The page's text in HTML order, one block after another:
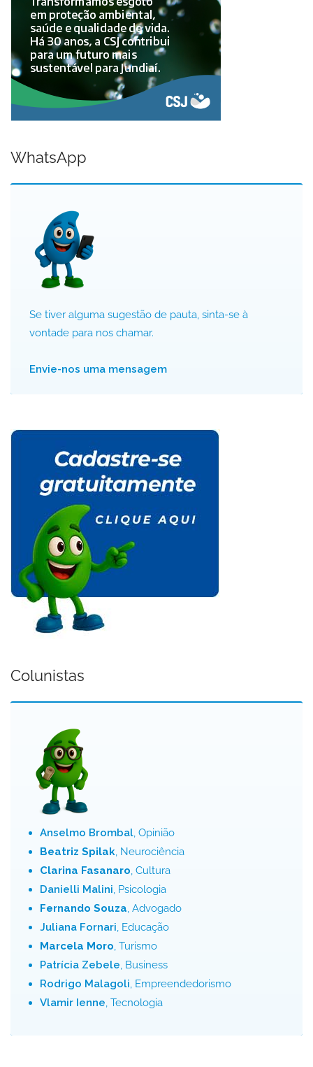
WhatsApp
Se tiver alguma sugestão de pauta, sinta-se à
vontade para nos chamar.
Envie-nos uma mensagem
Colunistas
Anselmo Brombal, Opinião
Beatriz Spilak, Neurociência
Clarina Fasanaro, Cultura
Danielli Malini, Psicologia
Fernando Souza, Advogado
Juliana Fornari, Educação
Marcela Moro, Turismo
Patrícia Zebele, Business
Rodrigo Malagoli, Empreendedorismo
Vlamir Ienne, Tecnologia